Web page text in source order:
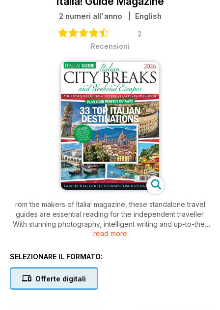
2 numeri all'anno | English
2
Recensioni
rom the makers of Italia! magazine, these standalone travel
guides are essential reading for the independent traveller.
With stunning photography, intelligent writing and up-to-the-
minute information and advice to inspire your travel plans,
out and longer holidays in Italy.
read more
SELEZIONARE IL FORMATO:
Offerte digitali